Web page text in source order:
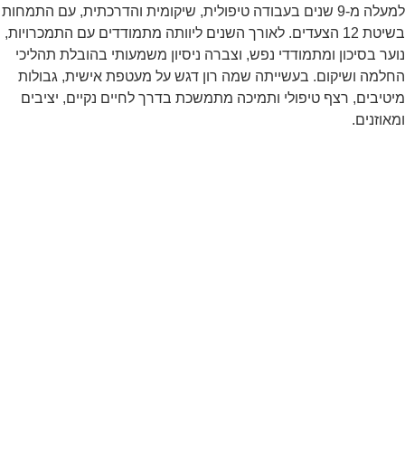
למעלה מ-9 שנים בעבודה טיפולית, שיקומית והדרכתית, עם התמחות
בשיטת 12 הצעדים. לאורך השנים ליוותה מתמודדים עם התמכרויות,
נוער בסיכון ומתמודדי נפש, וצברה ניסיון משמעותי בהובלת תהליכי
החלמה ושיקום. בעשייתה שמה רון דגש על מעטפת אישית, גבולות
מיטיבים, רצף טיפולי ותמיכה מתמשכת בדרך לחיים נקיים, יציבים
ומאוזנים.